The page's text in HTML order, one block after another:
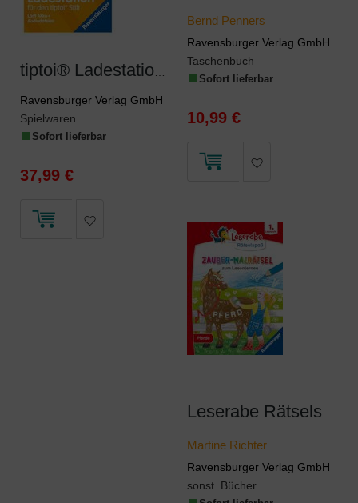
Ravensburger Verlag GmbH
Spielwaren
Sofort lieferbar
37,99 €
Bernd Penners
Ravensburger Verlag GmbH
Taschenbuch
Sofort lieferbar
10,99 €
Martine Richter
Ravensburger Verlag GmbH
sonst. Bücher